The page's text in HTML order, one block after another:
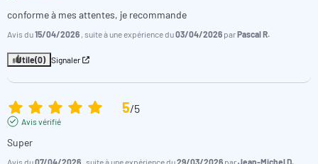
conforme à mes attentes, je recommande
Avis du15/04/2026 , suite à une expérience du03/04/2026 parPascal R.
Utile(0) Signaler
5/5
Avis vérifié
Super